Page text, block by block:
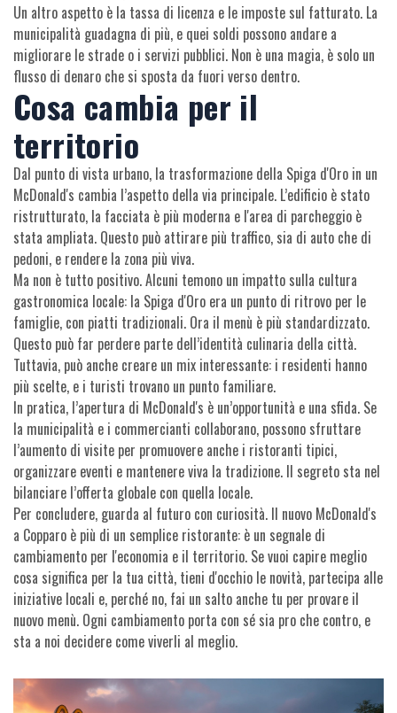
Un altro aspetto è la tassa di licenza e le imposte sul fatturato. La
municipalità guadagna di più, e quei soldi possono andare a
migliorare le strade o i servizi pubblici. Non è una magia, è solo un
flusso di denaro che si sposta da fuori verso dentro.
Cosa cambia per il
territorio
Dal punto di vista urbano, la trasformazione della Spiga d'Oro in un
McDonald's cambia l’aspetto della via principale. L’edificio è stato
ristrutturato, la facciata è più moderna e l'area di parcheggio è
stata ampliata. Questo può attirare più traffico, sia di auto che di
pedoni, e rendere la zona più viva.
Ma non è tutto positivo. Alcuni temono un impatto sulla cultura
gastronomica locale: la Spiga d'Oro era un punto di ritrovo per le
famiglie, con piatti tradizionali. Ora il menù è più standardizzato.
Questo può far perdere parte dell’identità culinaria della città.
Tuttavia, può anche creare un mix interessante: i residenti hanno
più scelte, e i turisti trovano un punto familiare.
In pratica, l’apertura di McDonald's è un’opportunità e una sfida. Se
la municipalità e i commercianti collaborano, possono sfruttare
l’aumento di visite per promuovere anche i ristoranti tipici,
organizzare eventi e mantenere viva la tradizione. Il segreto sta nel
bilanciare l’offerta globale con quella locale.
Per concludere, guarda al futuro con curiosità. Il nuovo McDonald's
a Copparo è più di un semplice ristorante: è un segnale di
cambiamento per l'economia e il territorio. Se vuoi capire meglio
cosa significa per la tua città, tieni d'occhio le novità, partecipa alle
iniziative locali e, perché no, fai un salto anche tu per provare il
nuovo menù. Ogni cambiamento porta con sé sia pro che contro, e
sta a noi decidere come viverli al meglio.